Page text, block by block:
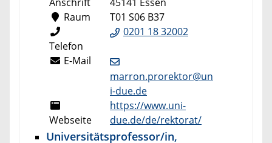
Raum
T01 S06 B37
Telefon
0201 18 32002
E-Mail
marron.prorektor@un
i-due.de
Webseite
https://www.uni-
due.de/de/rektorat/
Universitätsprofessor/in,